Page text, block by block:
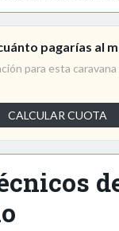
pagarías al
para esta
CALCULAR CUOTA